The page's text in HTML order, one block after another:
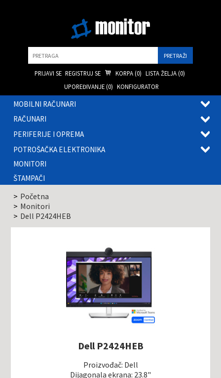
PRIJAVI SE REGISTRUJ SE KORPA (0) LISTA ŽELJA (0)
UPOREĐIVANJE (0) KONFIGURATOR
MOBILNI RAČUNARI
RAČUNARI
PERIFERIJE I OPREMA
POTROŠAČKA ELEKTRONIKA
MONITORI
ŠTAMPAČI
Početna
Monitori
Dell P2424HEB
Dell P2424HEB
Proizvođač: Dell
Dijagonala ekrana: 23.8"